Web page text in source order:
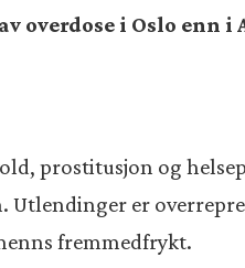
overdose i Oslo enn i
prostitusjon og
er
fremmedfrykt.